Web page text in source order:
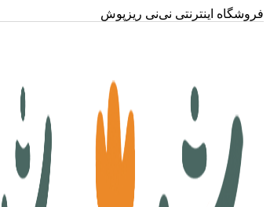
فروشگاه اینترنتی نی‌نی ریزپوش